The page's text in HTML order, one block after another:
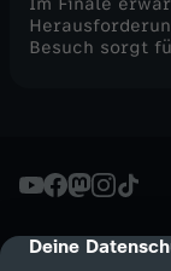
cmp-dialog-
Deine
Im Finale
Besuch sorgt